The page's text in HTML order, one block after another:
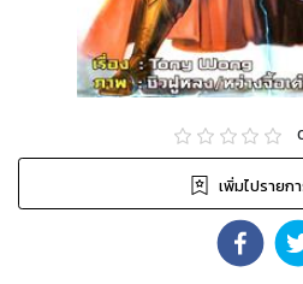
เพิ่มไปรายก